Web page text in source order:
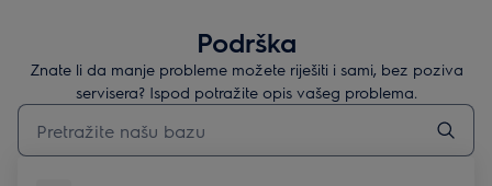
Podrška
Znate li da manje probleme možete riješiti i sami, bez poziva
servisera? Ispod potražite opis vašeg problema.
Upišite za pretraživanje članaka podrške